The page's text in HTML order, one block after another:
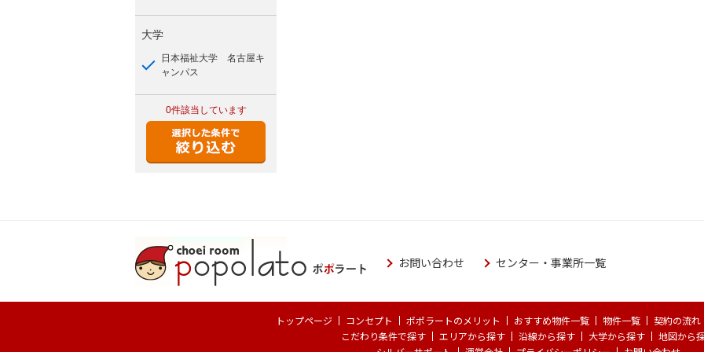
大学
日本福祉大学 名古屋キ
ャンパス
0件該当しています
お問い合わせ センター・事業所一覧
トップページ コンセプト ポポラートのメリット おすすめ物件一覧 物件一覧 契約の流れ
こだわり条件で探す
エリアから探す 沿線から探す 大学から探す
地図から